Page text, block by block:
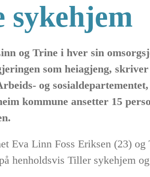
sykehjem
og Trine i hver sin
som heiagjeng,
og
kommune ansetter 15
Eva Linn Foss Eriksen (23)
henholdsvis Tiller sykehjem